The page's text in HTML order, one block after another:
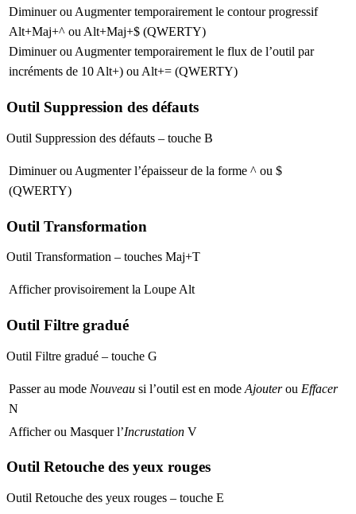
Diminuer ou Augmenter temporairement le contour progressif
Alt+Maj+^ ouAlt+Maj+$ (QWERTY)
Diminuer ou Augmenter temporairement le flux de l’outil par
incréments de 10Alt+) ouAlt+= (QWERTY)
Outil Suppression des défauts
Outil Suppression des défauts – touche B
Diminuer ou Augmenter l’épaisseur de la forme ^ ou $
(QWERTY)
Outil Transformation
Outil Transformation – touches Maj+T
Afficher provisoirement la Loupe Alt
Outil Filtre gradué
Outil Filtre gradué – touche G
Passer au mode Nouveau si l’outil est en mode Ajouterou Effacer
N
Afficher ou Masquer l’Incrustation V
Outil Retouche des yeux rouges
Outil Retouche des yeux rouges – touche E